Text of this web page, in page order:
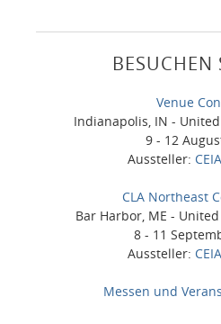
BESUCHEN
Venue
Indianapolis, IN -
9 - 12
Aussteller:
CLA Northeast
Bar Harbor, ME -
8 - 11
Aussteller:
Messen und